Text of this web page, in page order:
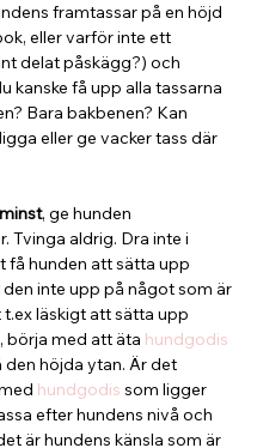
framtassar på en höjd
eller varför inte ett
delat påskägg?) och
kanske få upp alla tassarna
Bara bakbenen? Kan
eller ge vacker tass där
, ge hunden
Tvinga aldrig. Dra inte i
få hunden att sätta upp
inte upp på något som är
läskigt att sätta upp
börja med att äta hundgodis
höjda ytan. Är det
hundgodis som ligger
efter hundens nivå och
är hundens känsla som är